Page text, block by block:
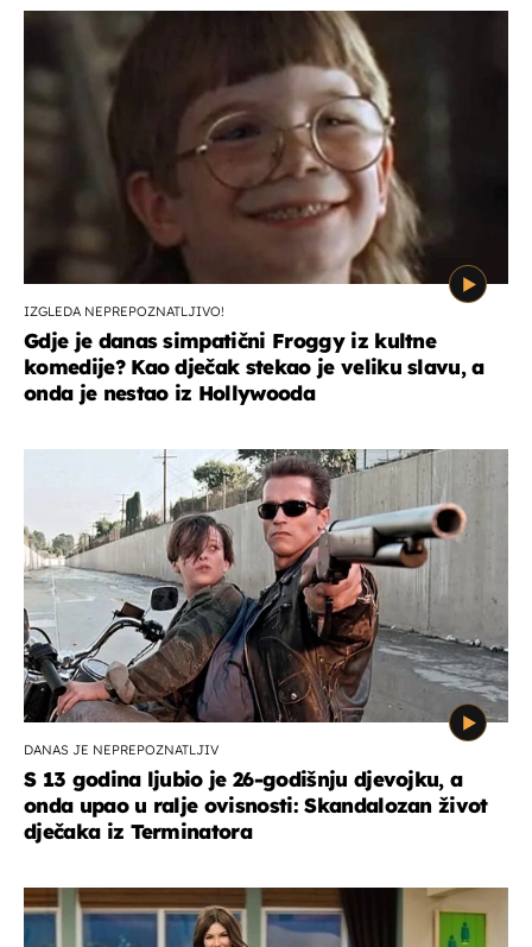
IZGLEDA NEPREPOZNATLJIVO!
Gdje je danas simpatični Froggy iz kultne
komedije? Kao dječak stekao je veliku slavu, a
onda je nestao iz Hollywooda
DANAS JE NEPREPOZNATLJIV
S 13 godina ljubio je 26-godišnju djevojku, a
onda upao u ralje ovisnosti: Skandalozan život
dječaka iz Terminatora